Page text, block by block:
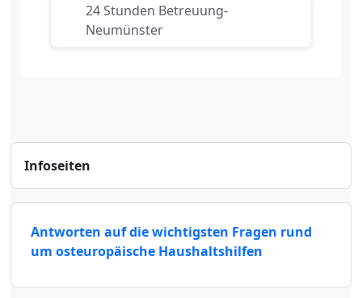
24 Stunden Betreuung-
Neumünster
Infoseiten
Antworten auf die wichtigsten Fragen rund
um osteuropäische Haushaltshilfen